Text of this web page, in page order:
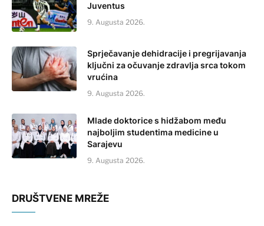
Juventus
9. Augusta 2026.
Sprječavanje dehidracije i pregrijavanja
ključni za očuvanje zdravlja srca tokom
vrućina
9. Augusta 2026.
Mlade doktorice s hidžabom među
najboljim studentima medicine u
Sarajevu
9. Augusta 2026.
DRUŠTVENE MREŽE